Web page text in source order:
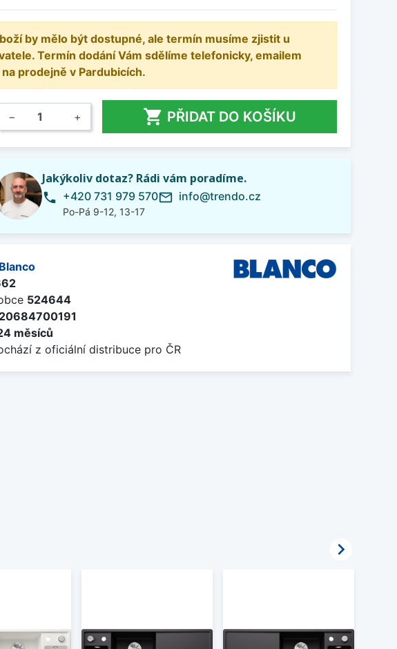
by mělo být dostupné, ale termín musíme zjistit u
Termín dodání Vám sdělíme telefonicky, emailem
prodejně v Pardubicích.
− +  PŘIDAT DO KOŠÍKU
Jakýkoliv dotaz? Rádi vám poradíme.
phone +420 731 979 570
Po-Pá 9-12, 13-17
mail_outline info@trendo.cz
Blanco
524644
měsíců
z oficiální distribuce pro ČR
